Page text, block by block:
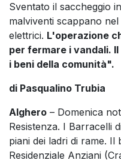
Sventato il saccheggio
malviventi scappano
elettrici. L'operazione
per fermare i vandali.
i beni della comunità".
di Pasqualino Trubia
Alghero – Domenica
Resistenza. I Barracelli
piani dei ladri di rame.
Residenziale Anziani